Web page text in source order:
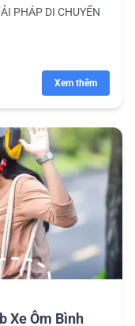
PHÁP DI CHUYỂN
Xem thêm
Xe Ôm Bình